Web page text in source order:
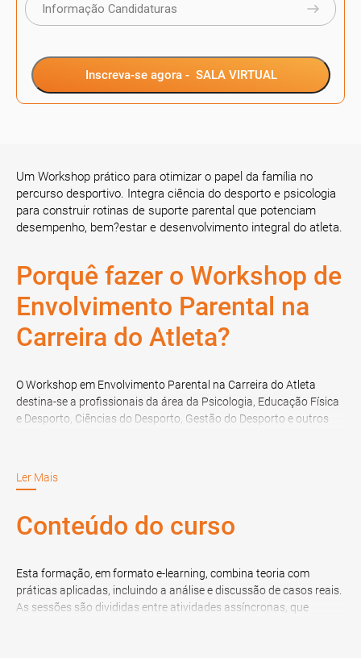
Informação Candidaturas
Inscreva-se agora - SALA VIRTUAL
Um Workshop prático para otimizar o papel da família no
percurso desportivo. Integra ciência do desporto e psicologia
para construir rotinas de suporte parental que potenciam
desempenho, bem?estar e desenvolvimento integral do atleta.
Porquê fazer o Workshop de
Envolvimento Parental na
Carreira do Atleta?
O Workshop em Envolvimento Parental na Carreira do Atleta
destina-se a profissionais da área da Psicologia, Educação Física
e Desporto, Ciências do Desporto, Gestão do Desporto e outros
Ler Mais
Conteúdo do curso
Esta formação, em formato e-learning, combina teoria com
práticas aplicadas, incluindo a análise e discussão de casos reais.
As sessões são divididas entre atividades assíncronas, que